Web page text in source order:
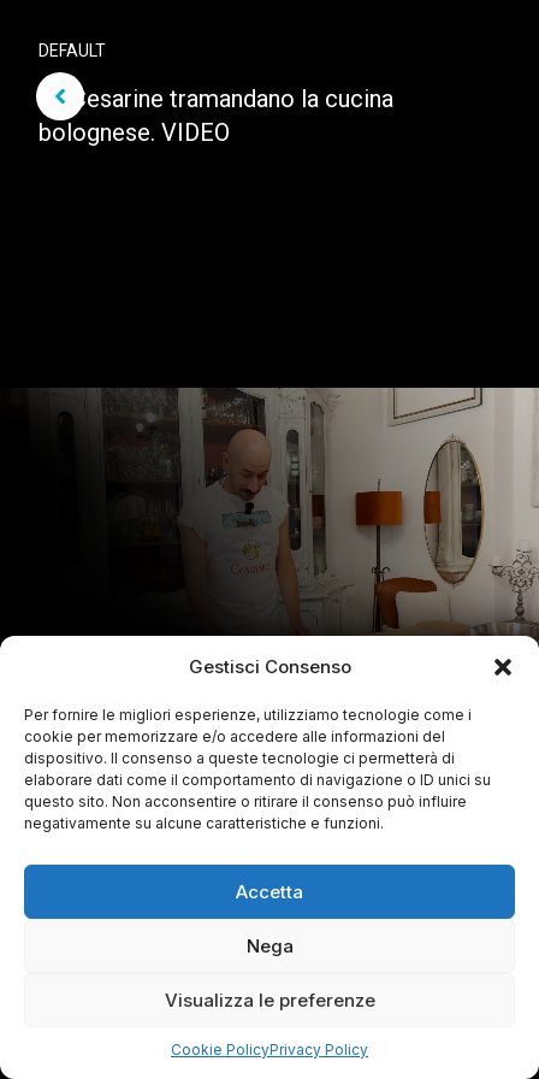
Gestisci Consenso
Per fornire le migliori esperienze, utilizziamo tecnologie come i
cookie per memorizzare e/o accedere alle informazioni del
dispositivo. Il consenso a queste tecnologie ci permetterà di
elaborare dati come il comportamento di navigazione o ID unici su
questo sito. Non acconsentire o ritirare il consenso può influire
negativamente su alcune caratteristiche e funzioni.
Accetta
Nega
Visualizza le preferenze
Cookie PolicyPrivacy Policy